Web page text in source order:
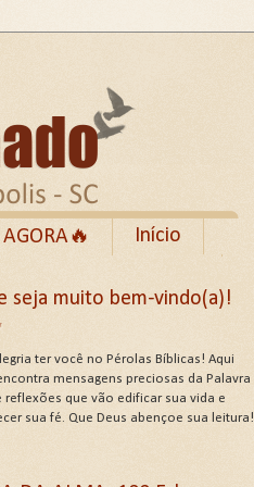
Início
ATRIBUTOS .
seja muito bem-vindo(a)!
ter você no Pérolas Bíblicas! Aqui
mensagens preciosas da Palavra
reflexões que vão edificar sua vida e
sua fé. Que Deus abençoe sua leitura!